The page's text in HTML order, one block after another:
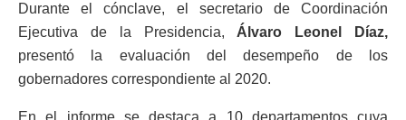
Durante el cónclave, el secretario de Coordinación
Ejecutiva de la Presidencia, Álvaro Leonel Díaz,
presentó la evaluación del desempeño de los
gobernadores correspondiente al 2020.